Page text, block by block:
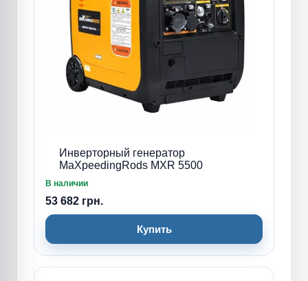
Инверторный генератор
MaXpeedingRods MXR 5500
В наличии
53 682 грн.
Купить